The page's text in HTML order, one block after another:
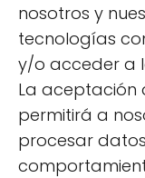
nosotros y
tecnologías
y/o acceder a
La aceptación
permitirá a
procesar
El té matcha
propiedades
los más
alta
ayudan a